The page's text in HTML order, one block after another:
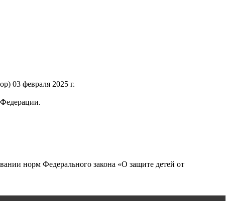
03 февраля 2025 г.
норм Федерального закона «О защите детей от